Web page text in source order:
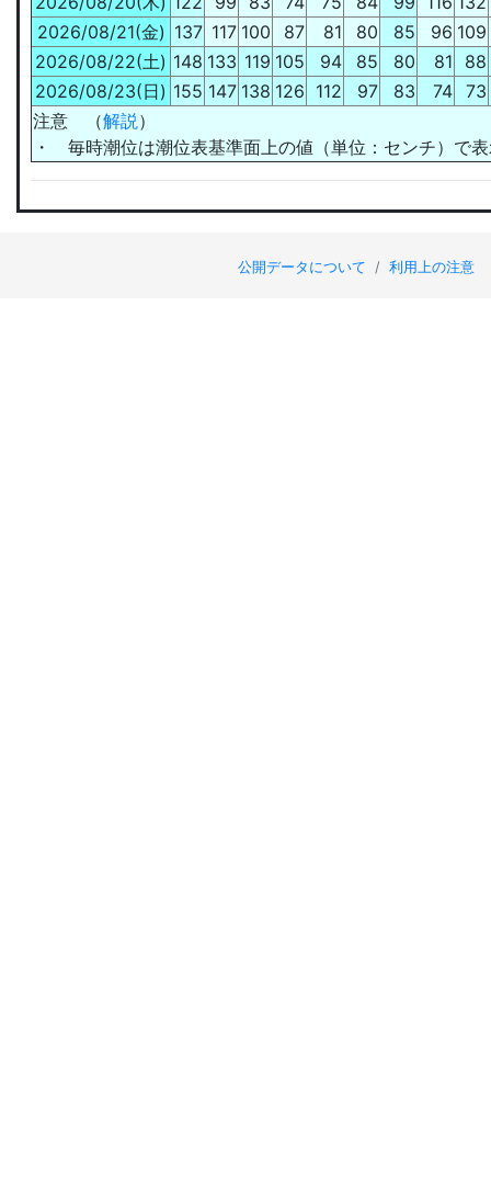
2026/08/21(金) 137 117 100 87 81 80 85 96 109
2026/08/22(土) 148 133 119 105 94 85 80 81
88
2026/08/23(日) 155 147 138 126 112 97 83 74 73
注意 （解説）
・ 毎時潮位は潮位表基準面上の値 （単位：センチ）で
公開データについて / 利用上の注意